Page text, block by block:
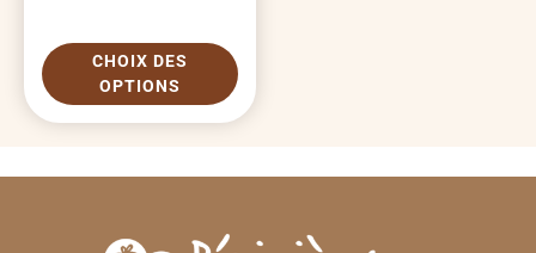
CHOIX DES
OPTIONS